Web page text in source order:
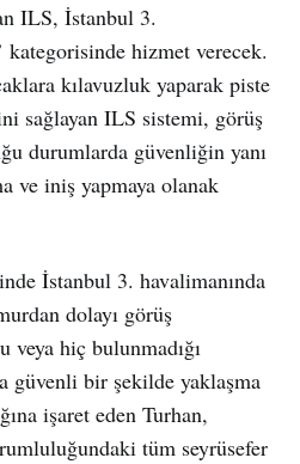
ILS, İstanbul 3.
kategorisinde hizmet verecek.
kılavuzluk yaparak piste
sağlayan ILS sistemi, görüş
durumlarda güvenliğin yanı
ve iniş yapmaya olanak
İstanbul 3. havalimanında
dolayı görüş
veya hiç bulunmadığı
güvenli bir şekilde yaklaşma
işaret eden Turhan,
tüm seyrüsefer